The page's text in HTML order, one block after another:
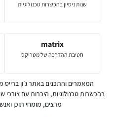
שנות ניסיון בהכשרות טכנולוגיות
matrix
חטיבת ההדרכה של מטריקס
המאמרים והתכנים באתר ג׳ון ברייס
בהכשרות טכנולוגיות, היכרות עם
מרצים, מומחי תוכן